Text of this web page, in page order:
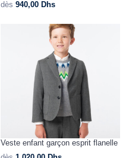
dès 940,00 Dhs
Veste enfant garçon esprit flanelle